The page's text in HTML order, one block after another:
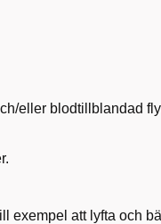
eller blodtillblandad
exempel att lyfta och